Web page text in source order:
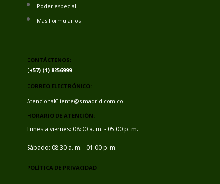
Poder especial
Más Formularios
CONTÁCTENOS:
(+57) (1) 8256999
CORREO ELECTRÓNICO:
AtencionalCliente@simadrid.com.co
HORARIO DE ATENCIÓN:
Lunes a viernes: 08:00 a. m. - 05:00 p. m.
Sábado: 08:30 a. m. - 01:00 p. m.
POLÍTICA DE PRIVACIDAD